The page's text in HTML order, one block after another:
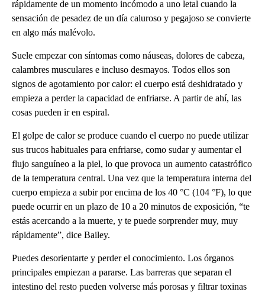
rápidamente de un momento incómodo a uno letal cuando la
sensación de pesadez de un día caluroso y pegajoso se convierte
en algo más malévolo.
Suele empezar con síntomas como náuseas, dolores de cabeza,
calambres musculares e incluso desmayos. Todos ellos son
signos de agotamiento por calor: el cuerpo está deshidratado y
empieza a perder la capacidad de enfriarse. A partir de ahí, las
cosas pueden ir en espiral.
El golpe de calor se produce cuando el cuerpo no puede utilizar
sus trucos habituales para enfriarse, como sudar y aumentar el
flujo sanguíneo a la piel, lo que provoca un aumento catastrófico
de la temperatura central. Una vez que la temperatura interna del
cuerpo empieza a subir por encima de los 40 °C (104 °F), lo que
puede ocurrir en un plazo de 10 a 20 minutos de exposición, “te
estás acercando a la muerte, y te puede sorprender muy, muy
rápidamente”, dice Bailey.
Puedes desorientarte y perder el conocimiento. Los órganos
principales empiezan a pararse. Las barreras que separan el
intestino del resto pueden volverse más porosas y filtrar toxinas